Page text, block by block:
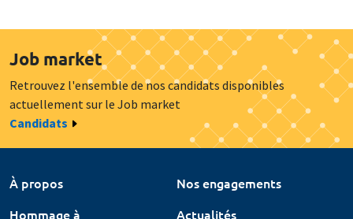
Job market
Retrouvez l'ensemble de nos candidats disponibles
actuellement sur le Job market
Candidats
À propos
Nos engagements
Hommage à
Actualités